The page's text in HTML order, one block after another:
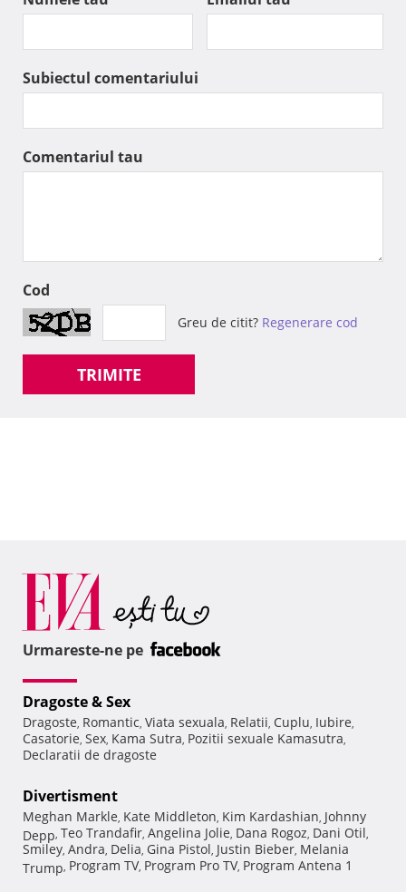
Subiectul comentariului
Comentariul tau
Cod
Greu de citit? Regenerare cod
TRIMITE
Urmareste-ne pe
Dragoste & Sex
Dragoste, Romantic, Viata sexuala, Relatii, Cuplu, Iubire,
Casatorie, Sex, Kama Sutra, Pozitii sexuale Kamasutra,
Declaratii de dragoste
Divertisment
Meghan Markle, Kate Middleton, Kim Kardashian, Johnny
Depp, Teo Trandafir, Angelina Jolie, Dana Rogoz, Dani Otil,
Smiley, Andra, Delia, Gina Pistol, Justin Bieber, Melania
Trump, Program TV, Program Pro TV, Program Antena 1